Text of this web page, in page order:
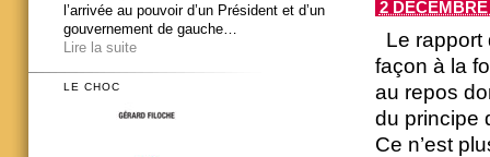
2
Le rapport
façon à la
au repos
du principe
Ce n’est
l’arrivée au pouvoir d’un Président et d’un
gouvernement de gauche…
Lire la suite
LE CHOC